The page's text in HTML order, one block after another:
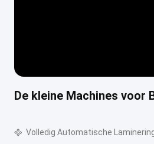
De kleine Machines voor
Volledig Automatische